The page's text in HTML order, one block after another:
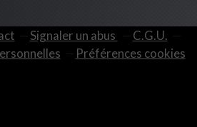
Signaler un abus
C.G.U.
Préférences cookies